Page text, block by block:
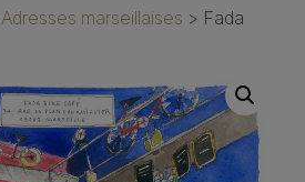
Adresses marseillaises > Fada